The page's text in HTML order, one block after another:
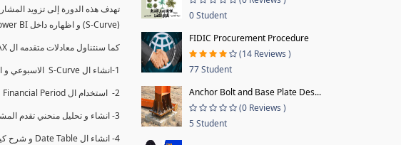
(S-Curve) و اظهاره داخل Power BI و كيفيه استخدام خاصيه Financial Period داهل البريماف
كما سنتناول معادلات متقدمه ال DAX ستمكننا منا عرض نسم التقدم و التأخير في المشروع و اي الاقسام اكثر تأخيرا , كل هذا بشكل تفاعلي و محدث باستمرار.
1-انشاء ال S-Curve الاسبوعي و التراكمي للBaseline داخل ال Power BI.
2- استخدام ال Financial Period في عمل التحديثات و حفظها.
3- انشاء و تحليل منحني تقدم المشروع EV% الاسبوعي و التراكمي.
4- انشاء ال Date Table و شرح كيفيه ربط الPV% مع ال EV% .
0 Student
FIDIC Procurement Procedure
(14 Reviews )
77 Student
Anchor Bolt and Base Plate Des...
(0 Reviews )
5 Student